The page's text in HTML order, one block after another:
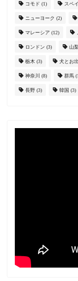
コモド (1) スペ
ニューヨーク (2)
マレーシア (12)
ロンドン (3) 山梨
栃木 (3) 犬とお
神奈川 (8) 群馬
長野 (3) 韓国 (3)